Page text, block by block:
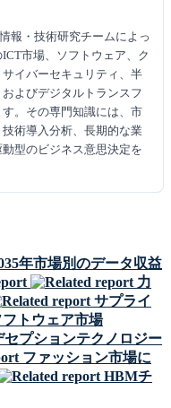
報・技術研究チームによっ
市場、ソフトウェア、ク
イバーセキュリティ、半
よびデジタルトランスフ
。その専門知識には、市
術導入分析、長期的な業
型のビジネス意思決定を
年市場別のデータ収益
力
サプライ
トウェア市場
セプションテクノロジー
ファッション市場に
HBMチ